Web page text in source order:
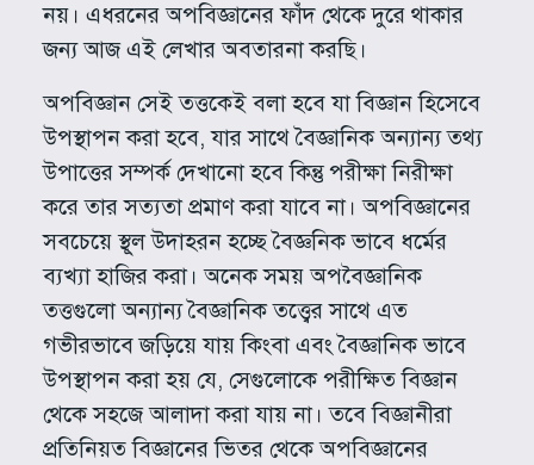
নয়। এধরনের অপবিজ্ঞানের ফাঁদ থেকে দুরে থাকার
জন্য আজ এই লেখার অবতারনা করছি।
অপবিজ্ঞান সেই তত্তকেই বলা হবে যা বিজ্ঞান হিসেবে
উপস্থাপন করা হবে, যার সাথে বৈজ্ঞানিক অন্যান্য তথ্য
উপাত্তের সম্পর্ক দেখানো হবে কিন্তু পরীক্ষা নিরীক্ষা
করে তার সত্যতা প্রমাণ করা যাবে না। অপবিজ্ঞানের
সবচেয়ে স্থূল উদাহরন হচ্ছে বৈজ্ঞনিক ভাবে ধর্মের
ব্যখ্যা হাজির করা। অনেক সময় অপবৈজ্ঞানিক
তত্তগুলো অন্যান্য বৈজ্ঞানিক তত্ত্বের সাথে এত
গভীরভাবে জড়িয়ে যায় কিংবা এবং বৈজ্ঞানিক ভাবে
উপস্থাপন করা হয় যে, সেগুলোকে পরীক্ষিত বিজ্ঞান
থেকে সহজে আলাদা করা যায় না। তবে বিজ্ঞানীরা
প্রতিনিয়ত বিজ্ঞানের ভিতর থেকে অপবিজ্ঞানের